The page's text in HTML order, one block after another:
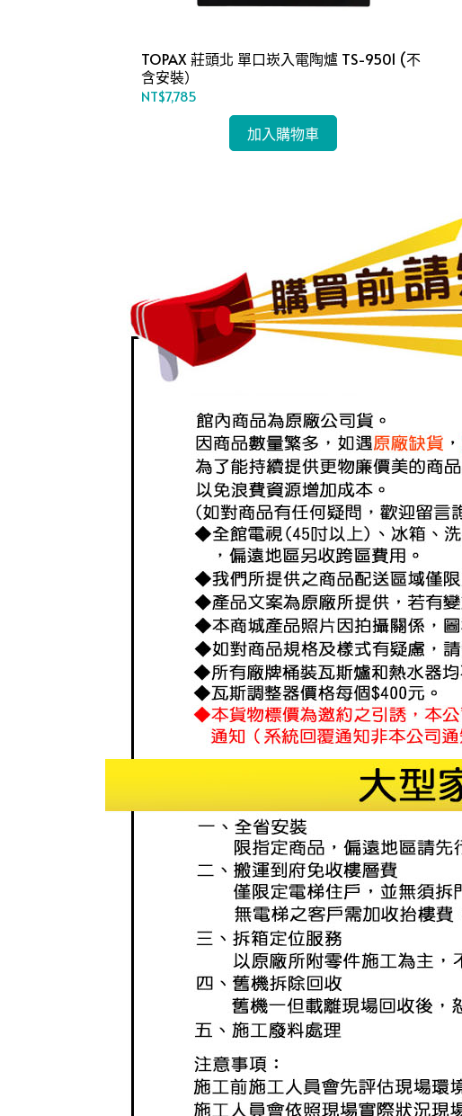
TOPAX 莊頭北 單口崁入電陶爐 TS-9501 (不
含安裝）
NT$7,785
加入購物車